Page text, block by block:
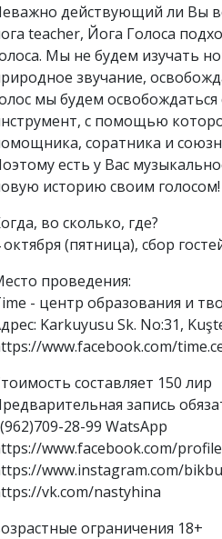
действующий ли Вы
teacher, Йога Голоса
Мы не будем изучать
звучание,
мы будем освобождаться
с помощью
соратника и
есть у Вас
историю своим голосом!
во сколько, где?
октября (пятница), сбор
проведения:
- центр образования и
Karkuyusu Sk. No:31,
www.facebook.com/
составляет 150 лир
запись
28-99 WatsApp
www.facebook.com/
www.instagram.com/
vk.com/nastyhina
ограничения 18+